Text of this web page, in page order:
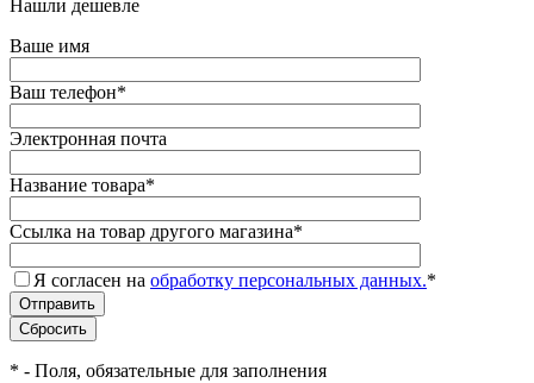
Нашли дешевле
Ваше имя
Ваш телефон*
Электронная почта
Название товара*
Ссылка на товар другого магазина*
Я согласен на обработку персональных данных.*
* - Поля, обязательные для заполнения